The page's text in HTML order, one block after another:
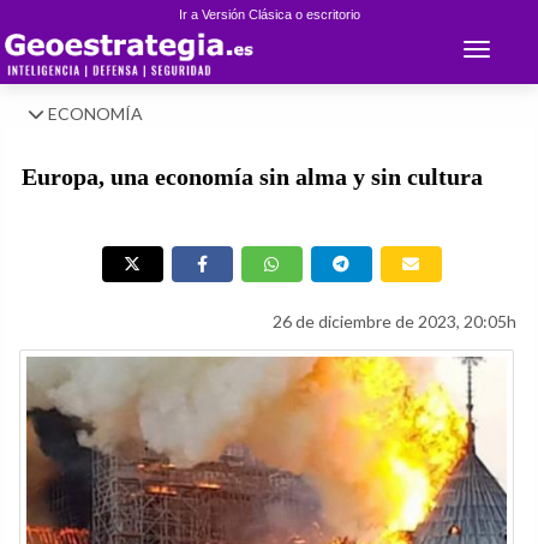
Ir a Versión Clásica o escritorio
Toggle
ECONOMÍA
Europa, una economía sin alma y sin cultura
26 de diciembre de 2023, 20:05h